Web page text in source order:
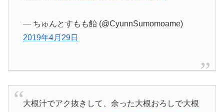
— ちゅんとすもも飴 (@CyunnSumomoame)
2019年4月29日
大根汁でアク抜きして、余った大根おろしで大根